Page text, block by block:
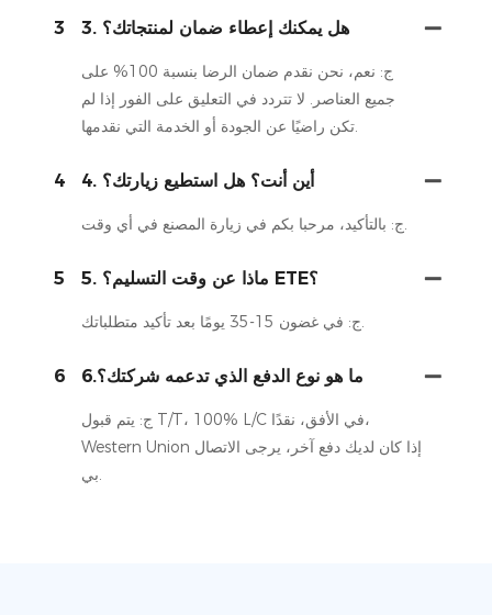
3 3. هل يمكنك إعطاء ضمان لمنتجاتك؟
ج: نعم، نحن نقدم ضمان الرضا بنسبة 100% على
جميع العناصر. لا تتردد في التعليق على الفور إذا لم
تكن راضيًا عن الجودة أو الخدمة التي نقدمها.
4 4. أين أنت؟ هل استطيع زيارتك؟
ج: بالتأكيد، مرحبا بكم في زيارة المصنع في أي وقت.
5 5. ماذا عن وقت التسليم؟ ETE؟
ج: في غضون 15-35 يومًا بعد تأكيد متطلباتك.
6 6.ما هو نوع الدفع الذي تدعمه شركتك؟
ج: يتم قبول T/T، 100% L/C في الأفق، نقدًا،
Western Union إذا كان لديك دفع آخر، يرجى الاتصال
بي.